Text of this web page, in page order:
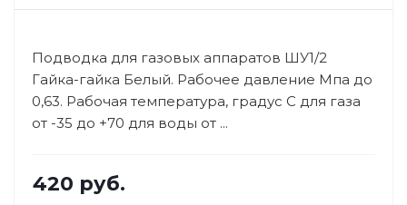
Подводка для газовых аппаратов ШУ1/2
Гайка-гайка Белый. Рабочее давление Мпа до
0,63. Рабочая температура, градус С для газа
от -35 до +70 для воды от ...
420 руб.